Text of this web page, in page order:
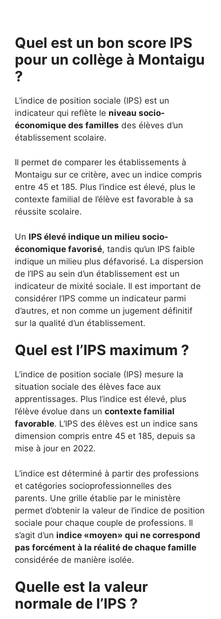
Quel est un bon score IPS
pour un collège à Montaigu
?
L’indice de position sociale (IPS) est un
indicateur qui reflète le niveau socio-
économique des familles des élèves d’un
établissement scolaire.
Il permet de comparer les établissements à
Montaigu sur ce critère, avec un indice compris
entre 45 et 185. Plus l’indice est élevé, plus le
contexte familial de l’élève est favorable à sa
réussite scolaire.
Un IPS élevé indique un milieu socio-
économique favorisé, tandis qu’un IPS faible
indique un milieu plus défavorisé. La dispersion
de l’IPS au sein d’un établissement est un
indicateur de mixité sociale. Il est important de
considérer l’IPS comme un indicateur parmi
d’autres, et non comme un jugement définitif
sur la qualité d’un établissement.
Quel est l’IPS maximum ?
L’indice de position sociale (IPS) mesure la
situation sociale des élèves face aux
apprentissages. Plus l’indice est élevé, plus
l’élève évolue dans un contexte familial
favorable. L’IPS des élèves est un indice sans
dimension compris entre 45 et 185, depuis sa
mise à jour en 2022.
L’indice est déterminé à partir des professions
et catégories socioprofessionnelles des
parents. Une grille établie par le ministère
permet d’obtenir la valeur de l’indice de position
sociale pour chaque couple de professions. Il
s’agit d’un indice «moyen» qui ne correspond
pas forcément à la réalité de chaque famille
considérée de manière isolée.
Quelle est la valeur
normale de l’IPS ?